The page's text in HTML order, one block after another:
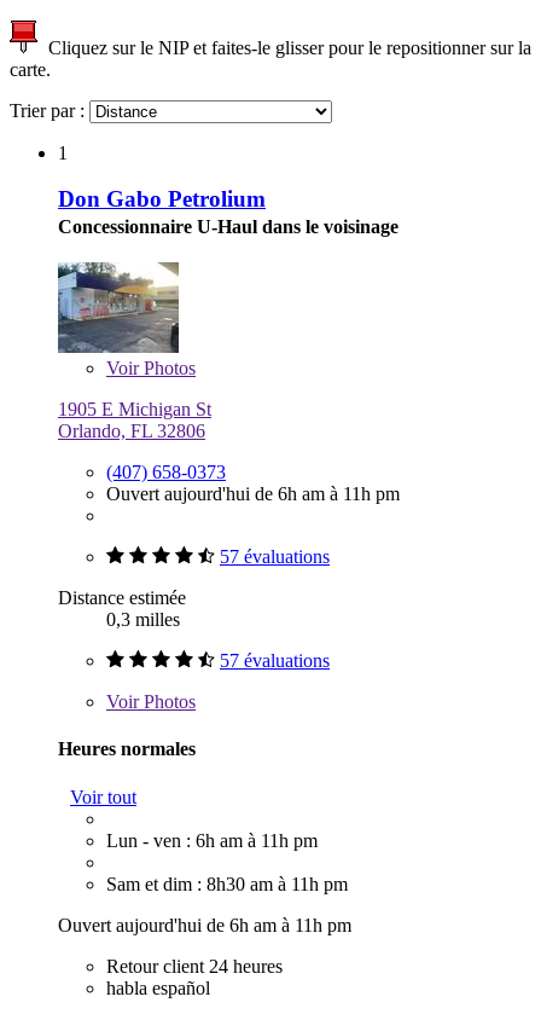
Cliquez sur le NIP et faites-le glisser pour le repositionner sur la
carte.
Trier par :
1
Don Gabo Petrolium
Concessionnaire U-Haul dans le voisinage
VoirPhotos
1905 E Michigan St
Orlando, FL 32806
(407) 658-0373
Ouvert aujourd'hui de 6h am à 11h pm
57 évaluations
Distance estimée
0,3 milles
57 évaluations
VoirPhotos
Heures normales
Voir tout
Lun - ven : 6h am à 11h pm
Sam et dim : 8h30 am à 11h pm
Ouvert aujourd'hui de 6h am à 11h pm
Retour client 24 heures
habla español